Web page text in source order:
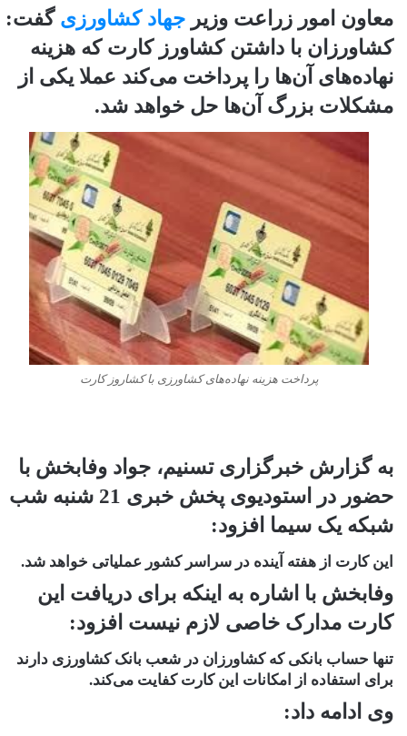
معاون امور زراعت وزیر جهاد کشاورزی گفت:
کشاورزان با داشتن کشاورز کارت که هزینه
نهاده‌های آن‌ها را پرداخت می‌کند عملا یکی از
مشکلات بزرگ آن‌ها حل خواهد شد.
پرداخت هزینه نهاده‌های کشاورزی با کشاروز کارت
به گزارش خبرگزاری تسنیم، جواد وفابخش با
حضور در استودیوی پخش خبری 21 شنبه شب
شبکه یک سیما افزود:
این کارت از هفته آینده در سراسر کشور عملیاتی خواهد شد.
وفابخش با اشاره به اینکه برای دریافت این
کارت مدارک خاصی لازم نیست افزود:
تنها حساب بانکی که کشاورزان در شعب بانک کشاورزی دارند
برای استفاده از امکانات این کارت کفایت می‌کند.
وی ادامه داد: